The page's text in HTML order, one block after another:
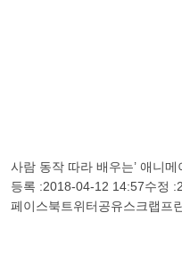
사람 동작 따라 배우는’ 애니
등록 :2018-04-12 14:57수정
페이스북트위터공유스크랩프